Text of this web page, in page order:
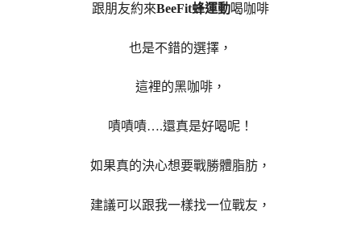
跟朋友約來BeeFit蜂運動喝咖啡
也是不錯的選擇，
這裡的黑咖啡，
嘖嘖嘖….還真是好喝呢！
如果真的決心想要戰勝體脂肪，
建議可以跟我一樣找一位戰友，